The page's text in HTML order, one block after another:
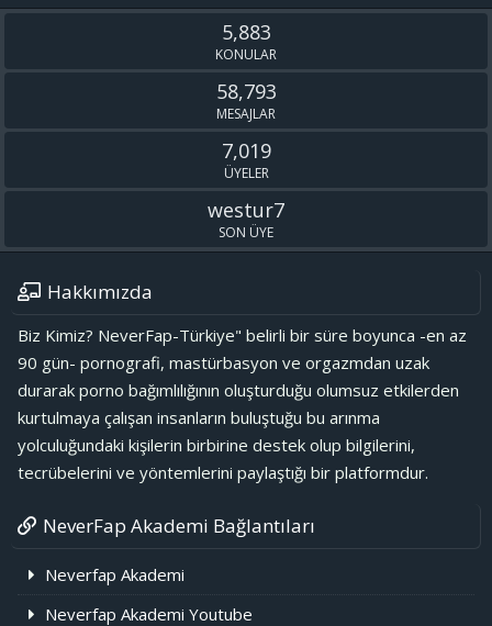
S
5,883
KONULAR
58,793
MESAJLAR
7,019
ÜYELER
westur7
SON ÜYE
Hakkımızda
Biz Kimiz? NeverFap-Türkiye" belirli bir süre boyunca -en az
90 gün- pornografi, mastürbasyon ve orgazmdan uzak
durarak porno bağımlılığının oluşturduğu olumsuz etkilerden
kurtulmaya çalışan insanların buluştuğu bu arınma
yolculuğundaki kişilerin birbirine destek olup bilgilerini,
tecrübelerini ve yöntemlerini paylaştığı bir platformdur.
NeverFap Akademi Bağlantıları
Neverfap Akademi
Neverfap Akademi Youtube